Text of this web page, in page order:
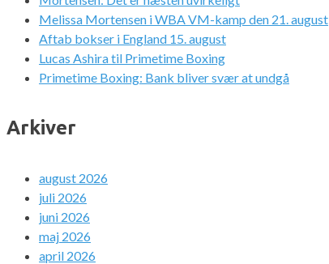
Melissa Mortensen i WBA VM-kamp den 21. august
Aftab bokser i England 15. august
Lucas Ashira til Primetime Boxing
Primetime Boxing: Bank bliver svær at undgå
Arkiver
august 2026
juli 2026
juni 2026
maj 2026
april 2026